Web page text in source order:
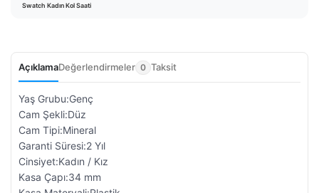
Swatch Kadın Kol Saati
AçıklamaDeğerlendirmeler 0 Taksit
Yaş Grubu:Genç
Cam Şekli:Düz
Cam Tipi:Mineral
Garanti Süresi:2 Yıl
Cinsiyet:Kadın / Kız
Kasa Çapı:34 mm